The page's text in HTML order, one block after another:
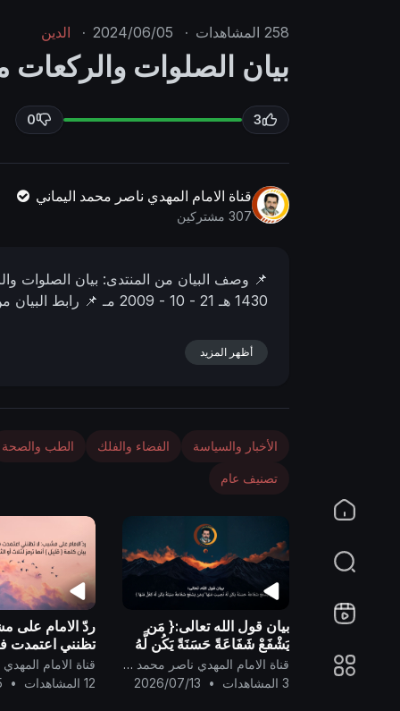
t
n
s
P
e
f
l
l
s
e
258 المشاهدات ·
2024/06/05
· الدين
بيان الصلوات
3
0
قناة الامام المهدي ناصر محمد اليماني
307 مشتركين
📌 وصف البیان من المنتدى: بيان الصلوات
1430 هـ
21 - 10 - 2009 مـ 📌 رابط البيان
أظهر المزيد
الأخبار والسياسة الفضاء والفلك الطب والصحة
تصنيف عام
بيان قول الله تعالى:{ مَن
يَشْفَعْ شَفَاعَةً حَسَنَةً يَكُن لَّهُ
نَصِيبٌ مِّنْهَا ۖ وَمَن يَشْفَعْ
شَفَاعَةً سَيِّئَةً يَكُن لَّهُ كِفْلٌ م
قناة الامام المهدي ناصر محمد اليماني
3 المشاهدات
•
2026/07/13
ردّ الامام على
تظنني اعتمدت
بيان كلمة { قَلِيْل
لثلاث أو الثلث..
12 المشاهدات
•